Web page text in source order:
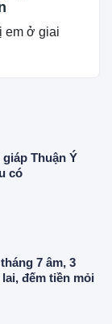
em ở giai
Thuận Ý
có
7 âm, 3
đếm tiền mỏi